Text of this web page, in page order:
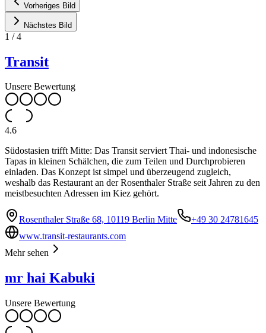
Vorheriges Bild
Nächstes Bild
1 /4
Transit
Unsere Bewertung
4.6
Südostasien trifft Mitte: Das Transit serviert Thai- und indonesische
Tapas in kleinen Schälchen, die zum Teilen und Durchprobieren
einladen. Das Konzept ist simpel und überzeugend zugleich,
weshalb das Restaurant an der Rosenthaler Straße seit Jahren zu den
meistbesuchten Adressen im Kiez gehört.
Rosenthaler Straße 68, 10119 Berlin Mitte
+49 30 24781645
www.transit-restaurants.com
Mehr sehen
mr hai Kabuki
Unsere Bewertung